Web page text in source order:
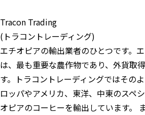
Tracon Trading
(トラコントレーディング)
エチオピアの輸出業者のひとつです。
は、最も重要な農作物であり、外貨取
す。トラコントレーディングではその
ロッパやアメリカ、東洋、中東のスペ
オピアのコーヒーを輸出しています。